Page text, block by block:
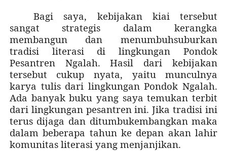
Bagi saya, kebijakan kiai tersebut
sangat strategis dalam kerangka
membangun dan menumbuhsuburkan
tradisi literasi di lingkungan Pondok
Pesantren Ngalah. Hasil dari kebijakan
tersebut cukup nyata, yaitu munculnya
karya tulis dari lingkungan Pondok Ngalah.
Ada banyak buku yang saya temukan terbit
dari lingkungan pesantren ini. Jika tradisi ini
terus dijaga dan ditumbukembangkan maka
dalam beberapa tahun ke depan akan lahir
komunitas literasi yang menjanjikan.